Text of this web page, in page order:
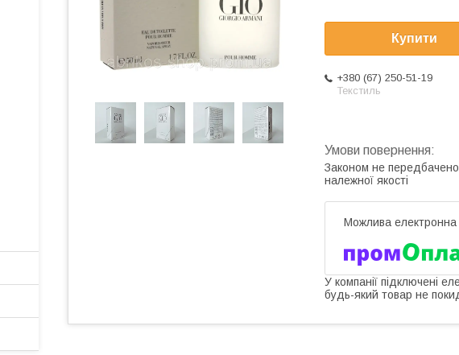
Купити
+380 (67) 250-51-19
Текстиль
Законом не
належної якості
У компанії підключені
будь-який товар не